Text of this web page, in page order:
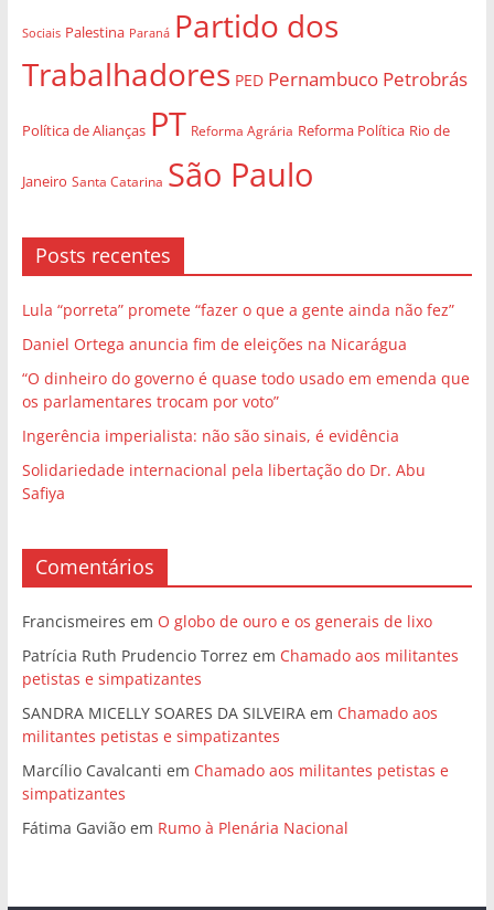
Sociais Palestina Paraná Partido dos
Trabalhadores PED Pernambuco Petrobrás
Política de Alianças PT Reforma Agrária Reforma Política Rio de
Janeiro Santa Catarina São Paulo
Posts recentes
Lula “porreta” promete “fazer o que a gente ainda não fez”
Daniel Ortega anuncia fim de eleições na Nicarágua
“O dinheiro do governo é quase todo usado em emenda que
os parlamentares trocam por voto”
Ingerência imperialista: não são sinais, é evidência
Solidariedade internacional pela libertação do Dr. Abu
Safiya
Comentários
Francismeires em O globo de ouro e os generais de lixo
Patrícia Ruth Prudencio Torrez em Chamado aos militantes
petistas e simpatizantes
SANDRA MICELLY SOARES DA SILVEIRAem Chamado aos
militantes petistas e simpatizantes
Marcílio Cavalcanti em Chamado aos militantes petistas e
simpatizantes
Fátima Gaviãoem Rumo à Plenária Nacional